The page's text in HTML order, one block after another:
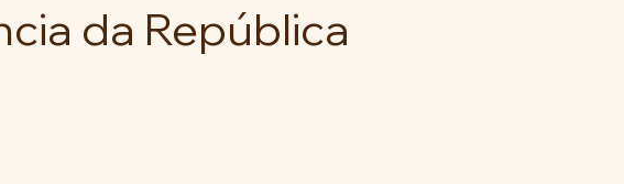
da República